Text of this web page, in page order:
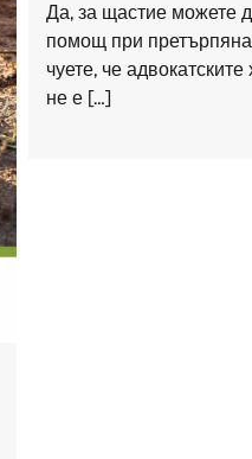
Да, за щастие можете
помощ при
чуете, че
не е […]